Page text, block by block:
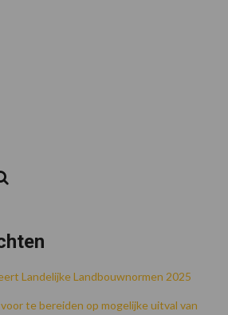
Landelijke Landbouwnormen 2025
te bereiden op mogelijke uitval van